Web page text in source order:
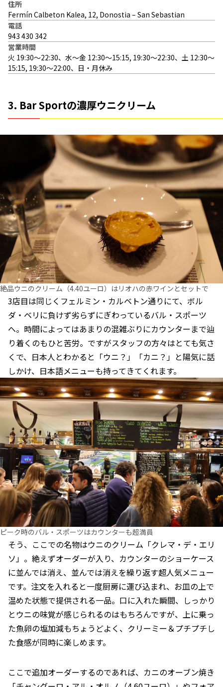
住所
Fermín Calbeton Kalea, 12, Donostia – San Sebastian
電話
943 430 342
営業時間
火 19:30〜22:30、水〜金 12:30〜15:15, 19:30〜22:30、土 12:30〜
15:15, 19:30〜22:00、日・月休み
3. Bar Sportの濃厚ウニクリーム
絶品ウニのクリーム（4.40ユーロ）はリオハの赤ワインとセットで
3店目は同じくフェルミン・カルベトン通りにて、ボル
ダ・ベリに負けず劣らずにぎわっているバル・スポーツ
へ。時間によってはあまりの混雑ぶりにカウンターまで辿
り着くのもひと苦労。ですがスタッフの方々はとても気さ
くで、日本人とわかると「ウニ？」「カニ？」と陽気に話
しかけ、日本語メニューも持ってきてくれます。
ピーク時のバル・スポーツはカウンターも超満員
そう、ここでの名物はウニのクリーム「クレマ・デ・エリ
ソ」。絶えずオーダーが入り、カウンターのショーケース
に並んでは消え、並んでは消えを繰り返す超人気メニュー
です。注文を入れると一度厨房に運び込まれ、お皿の上で
温めた状態で提供される一品。口に入れた瞬間、しっかり
とウニの味覚が感じられるのはもちろんですが、上に乗っ
た魚卵の塩加減もちょうどよく、クリーミー＆プチプチし
た食感が同時に楽しめます。
ここで追加オーダーするのであれば、カニのオーブン焼き